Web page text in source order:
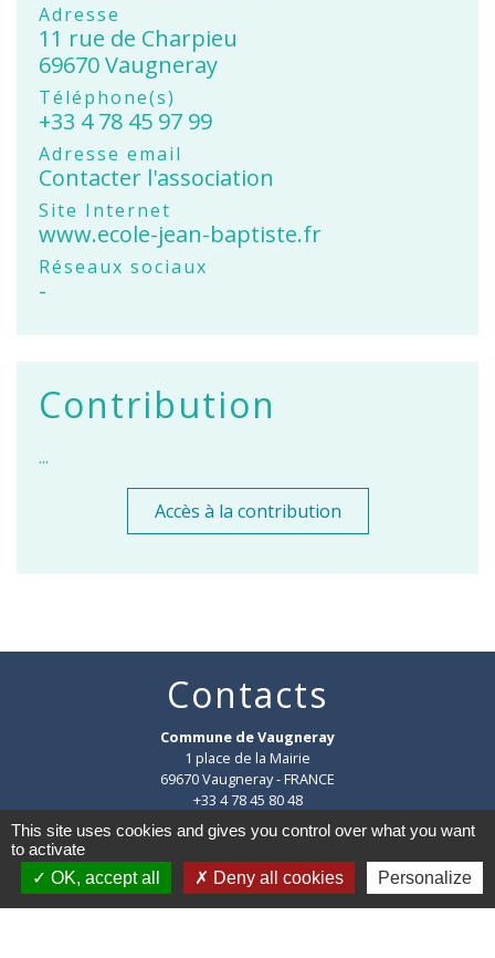
Adresse
11 rue de Charpieu
69670 Vaugneray
Téléphone(s)
+33 4 78 45 97 99
Adresse email
Contacter l'association
Site Internet
www.ecole-jean-baptiste.fr
Réseaux sociaux
-
Contribution
...
Accès à la contribution
Contacts
Commune de Vaugneray
1 place de la Mairie
69670 Vaugneray - FRANCE
+33 4 78 45 80 48
Contact par formulaire
HORAIRES:
Du lundi au vendredi : 8h30-12h et 14h-18h
This site uses cookies and gives you control over what you want
to activate
OK, accept all
Deny all cookies Personalize